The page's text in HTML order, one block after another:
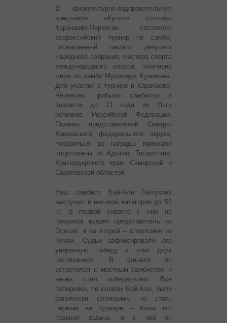
В физкультурно-оздоровительном
комплексе «Купол» столицы
Карачаево-Черкесии состоялся
всероссийский турнир по самбо,
посвященный памяти депутата
Народного собрания, мастера спорта
международного класса, чемпиона
мира по самбо Мухамеда Кунижева.
Для участия в турнире в Карачаево-
Черкесию прибыли самбисты в
возрасте до 21 года из 11-ти
регионов Российской Федерации.
Помимо представителей Северо-
Кавказского федерального округа,
побороться за награды приехали
спортсмены из Адыгеи, Татарстана,
Краснодарского края, Самарской и
Саратовской областей.
Наш самбист Бай-Али Гайтукиев
выступил в весовой категории до 52
кг. В первой схватке с ним на
поединок вышел представитель из
Осетии, а во второй – спортсмен из
Чечни. Судьи зафиксировали его
уверенную победу в этих двух
состязаниях. В финале он
встретился с местным самбистом и
вновь стал победителем. Все
соперники, по словам Бай-Али, были
физически сложными, но стать
первым на турнире – была его
главная задача, и с ней он